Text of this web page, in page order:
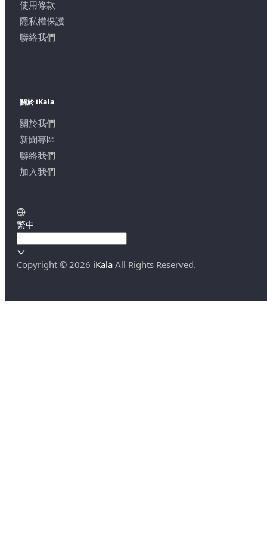
使用條款
隱私權保護
聯絡我們
關於 iKala
關於我們
新聞專區
聯絡我們
加入我們
繁中
Copyright © 2026 iKala All Rights Reserved.